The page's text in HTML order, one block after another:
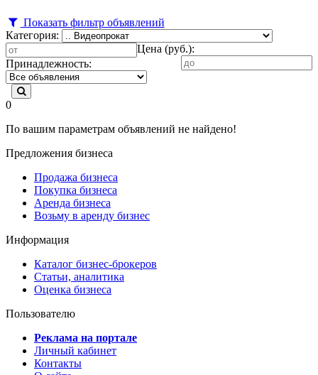
Показать фильтр объявлений
Категория:
Цена (руб.):
Принадлежность:
0
По вашим параметрам объявлений не найдено!
Предложения бизнеса
Продажа бизнеса
Покупка бизнеса
Аренда бизнеса
Возьму в аренду бизнес
Информация
Каталог бизнес-брокеров
Статьи, аналитика
Оценка бизнеса
Пользователю
Реклама на портале
Личный кабинет
Контакты